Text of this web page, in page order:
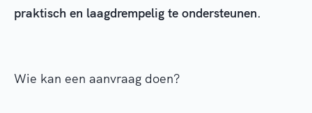
praktisch en laagdrempelig te ondersteunen.
Wie kan een aanvraag doen?